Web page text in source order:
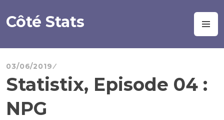
au
contenu
Côté Stats
03/06/2019
Statistix, Episode 04 :
NPG